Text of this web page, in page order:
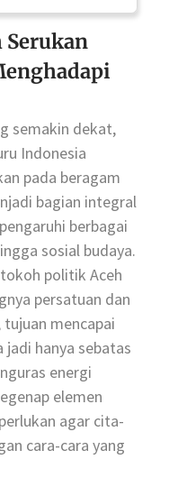
semakin dekat,
Indonesia
pada beragam
bagian integral
berbagai
sosial budaya.
politik Aceh
persatuan dan
mencapai
jadi hanya sebatas
energi
elemen
agar cita-
cara-cara yang